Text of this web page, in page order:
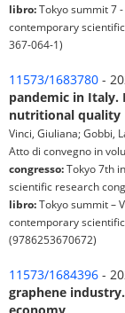
libro:Tokyo summit 7
contemporary
367-064-1)
11573/1683780 -
pandemic in Italy.
nutritional quality
Vinci, Giuliana; Gobbi,
Atto di convegno in
congresso:Tokyo 7th
scientific research
libro:Tokyo summit –
contemporary
(9786253670672)
11573/1684396 -
graphene
economy